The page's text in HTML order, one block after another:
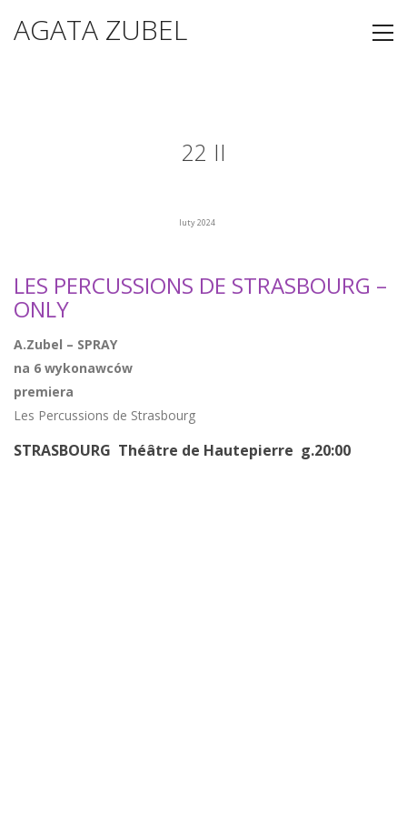
AGATA ZUBEL
22 II
luty 2024
LES PERCUSSIONS DE STRASBOURG –
ONLY
A.Zubel – SPRAY
na 6 wykonawców
premiera
Les Percussions de Strasbourg
STRASBOURG Théâtre de Hautepierre g.20:00